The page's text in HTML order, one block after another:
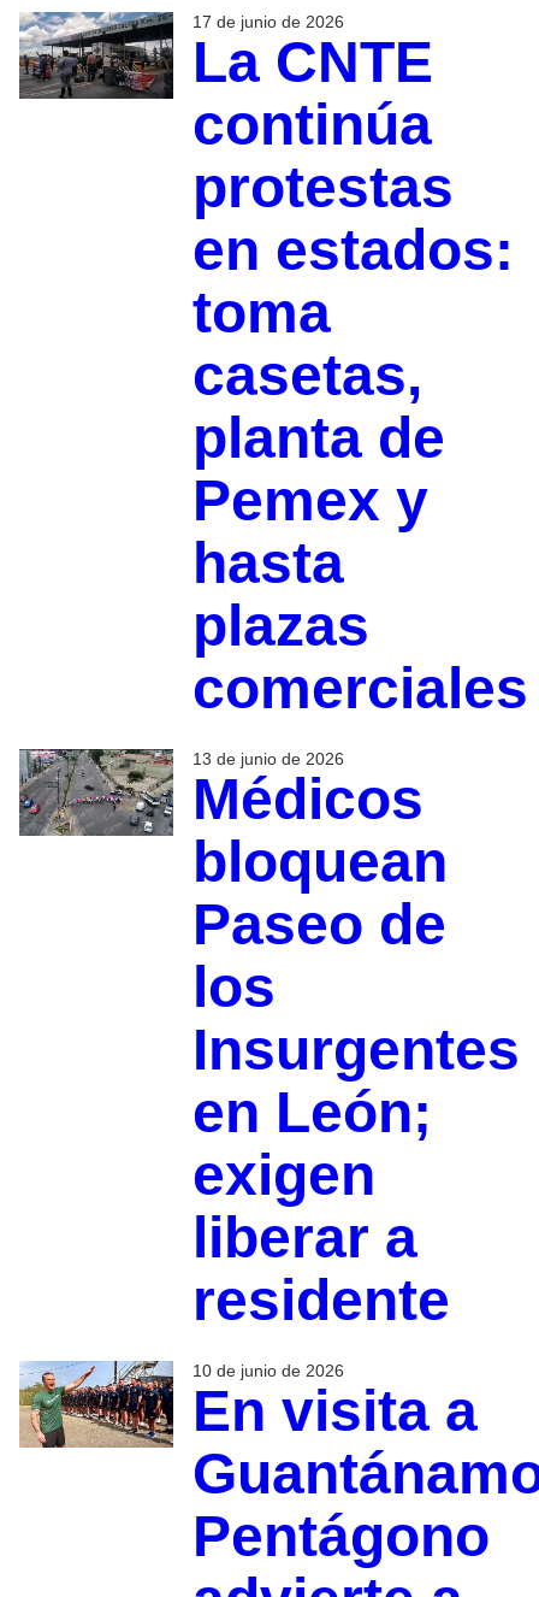
17 de junio de 2026
La CNTE
continúa
protestas
en estados:
toma
casetas,
planta de
Pemex y
hasta
plazas
13 de junio de 2026
Médicos
bloquean
Paseo de
los
Insurgentes
en León;
exigen
liberar a
residente
10 de junio de 2026
En visita a
Pentágono